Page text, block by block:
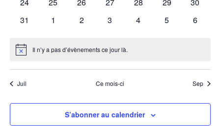
0
31
0
1
0
2
0
3
0
4
0
5
0
6
Notice Il n’y a pas d’évènements ce jour là.
Juil Ce mois-ci Sep
S’abonner au calendrier